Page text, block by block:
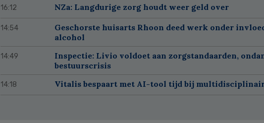
16:12 NZa: Langdurige zorg houdt weer geld over
14:54
Geschorste huisarts Rhoon deed werk onder
alcohol
14:49
Inspectie: Livio voldoet aan zorgstandaarden,
bestuurscrisis
14:18 Vitalis bespaart met AI-tool tijd bij